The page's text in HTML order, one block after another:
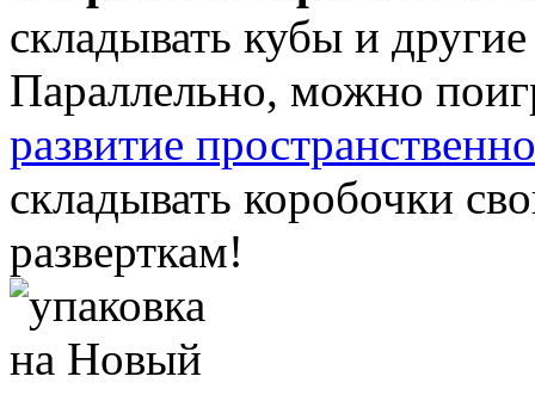
складывать кубы и
Параллельно, можно
развитие
складывать коробочки
разверткам!